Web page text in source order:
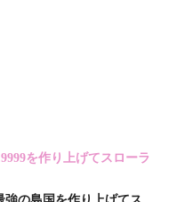
を作り上げてスローラ
の島国を作り上げてス